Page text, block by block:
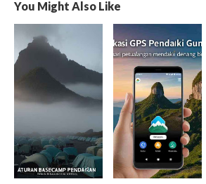
You Might Also Like